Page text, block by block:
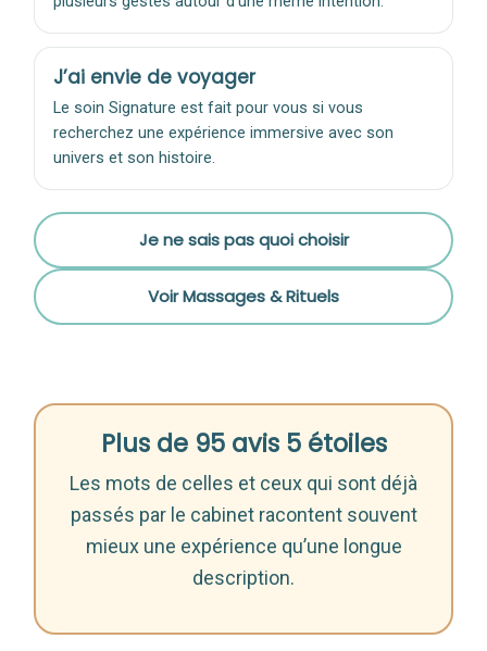
J’ai envie de voyager
Le soin Signature est fait pour vous si vous
recherchez une expérience immersive avec son
univers et son histoire.
Je ne sais pas quoi choisir
Voir Massages & Rituels
Plus de 95 avis 5 étoiles
Les mots de celles et ceux qui sont déjà
passés par le cabinet racontent souvent
mieux une expérience qu’une longue
description.